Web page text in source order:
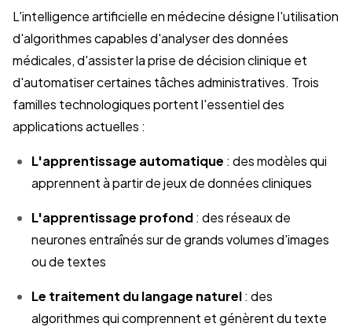
L'intelligence artificielle en médecine désigne l'utilisation
d'algorithmes capables d'analyser des données
médicales, d'assister la prise de décision clinique et
d'automatiser certaines tâches administratives. Trois
familles technologiques portent l'essentiel des
applications actuelles :
L'apprentissage automatique : des modèles qui
apprennent à partir de jeux de données cliniques
L'apprentissage profond: des réseaux de
neurones entraînés sur de grands volumes d'images
ou de textes
Le traitement du langage naturel: des
algorithmes qui comprennent et génèrent du texte